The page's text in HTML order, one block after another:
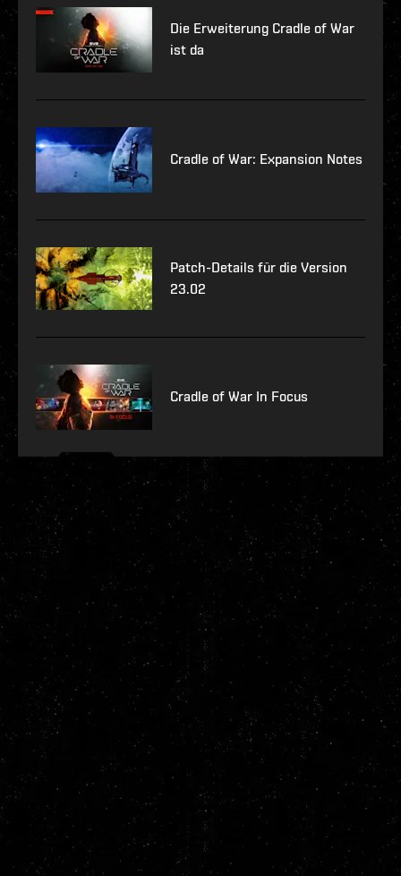
Die Erweiterung Cradle of War
ist da
Cradle of War: Expansion Notes
Patch-Details für die Version
23.02
Cradle of War In Focus